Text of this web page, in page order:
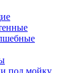
под мойку